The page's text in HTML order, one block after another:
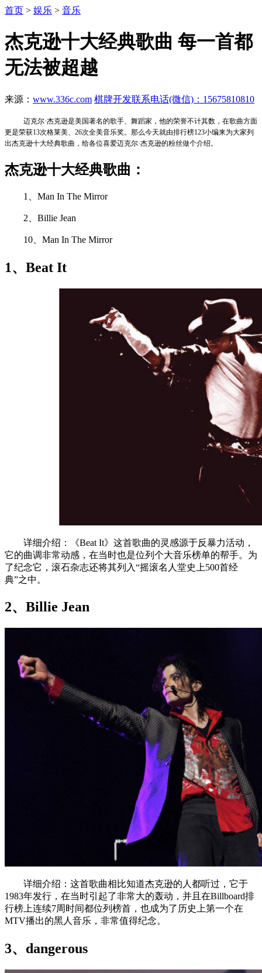
首页 > 娱乐 > 音乐
杰克逊十大经典歌曲 每一首都
无法被超越
来源： www.336c.com 棋牌开发联系电话(微信)：15675810810
迈克尔·杰克逊是美国著名的歌手、舞蹈家，他的荣誉不计其数，在歌曲方面
更是荣获13次格莱美、26次全美音乐奖。那么今天就由排行榜123小编来为大家列
出杰克逊十大经典歌曲，给各位喜爱迈克尔·杰克逊的粉丝做个介绍。
杰克逊十大经典歌曲：
1、Man In The Mirror
2、Billie Jean
10、Man In The Mirror
1、Beat It
详细介绍：《Beat It》这首歌曲的灵感源于反暴力活动，
它的曲调非常动感，在当时也是位列个大音乐榜单的帮手。为
了纪念它，滚石杂志还将其列入“摇滚名人堂史上500首经
典”之中。
2、Billie Jean
详细介绍：这首歌曲相比知道杰克逊的人都听过，它于
1983年发行，在当时引起了非常大的轰动，并且在Billboard排
行榜上连续7周时间都位列榜首，也成为了历史上第一个在
MTV播出的黑人音乐，非常值得纪念。
3、dangerous